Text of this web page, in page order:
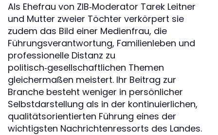
Als Ehefrau von ZIB‑Moderator Tarek Leitner
und Mutter zweier Töchter verkörpert sie
zudem das Bild einer Medienfrau, die
Führungsverantwortung, Familienleben und
professionelle Distanz zu
politisch‑gesellschaftlichen Themen
gleichermaßen meistert. Ihr Beitrag zur
Branche besteht weniger in persönlicher
Selbstdarstellung als in der kontinuierlichen,
qualitätsorientierten Führung eines der
wichtigsten Nachrichtenressorts des Landes.